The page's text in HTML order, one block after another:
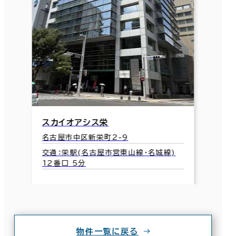
スカイオアシス栄
名古屋市中区新栄町2-9
交通：栄駅(名古屋市営東山線･名城線)
12番口 5分
物件一覧に戻る